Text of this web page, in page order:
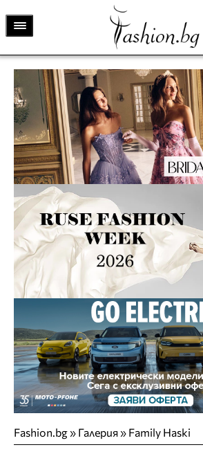
Fashion.bg» Галерия» Family Haski